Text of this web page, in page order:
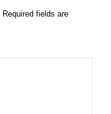
Required fields are